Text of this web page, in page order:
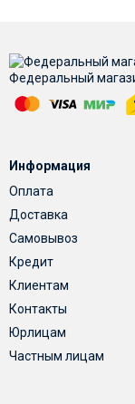
Федеральный
Информация
Оплата
Доставка
Самовывоз
Кредит
Клиентам
Контакты
Юрлицам
Частным лицам